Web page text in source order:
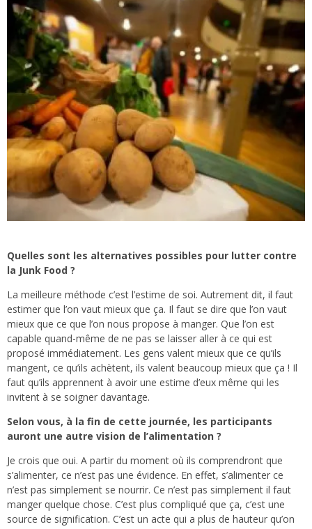
Quelles sont les alternatives possibles pour lutter contre
la Junk Food ?
La meilleure méthode c’est l’estime de soi. Autrement dit, il faut
estimer que l’on vaut mieux que ça. Il faut se dire que l’on vaut
mieux que ce que l’on nous propose à manger. Que l’on est
capable quand-même de ne pas se laisser aller à ce qui est
proposé immédiatement. Les gens valent mieux que ce qu’ils
mangent, ce qu’ils achètent, ils valent beaucoup mieux que ça ! Il
faut qu’ils apprennent à avoir une estime d’eux même qui les
invitent à se soigner davantage.
Selon vous, à la fin de cette journée, les participants
auront une autre vision de l’alimentation ?
Je crois que oui. A partir du moment où ils comprendront que
s’alimenter, ce n’est pas une évidence. En effet, s’alimenter ce
n’est pas simplement se nourrir. Ce n’est pas simplement il faut
manger quelque chose. C’est plus compliqué que ça, c’est une
source de signification. C’est un acte qui a plus de hauteur qu’on